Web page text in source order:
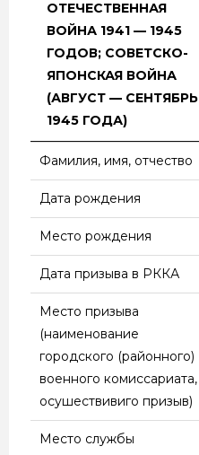
ОТЕЧЕСТВЕННАЯ
ВОЙНА 1941 — 1945
ГОДОВ; СОВЕТСКО-
ЯПОНСКАЯ ВОЙНА
(АВГУСТ — СЕНТЯБРЬ
1945 ГОДА)
НАИМЕНОВАНИЕ
(ОСВОБОДИТЕЛЬНЫЙ
ПОХОД РККА В
ЗАПАДНУЮ УКРАИНУ
И ЗАПАДНУЮ
(СЕНТЯБРЬ —
ОКТЯБРЬ 1939 ГОДА);
СОВЕТСКО-ФИНСКАЯ
ВОЙНА 1939 — 1940
ГОДОВ; ВЕЛИКАЯ
ОТЕЧЕСТВЕННАЯ
ВОЙНА 1941 — 1945
Фамилия, имя, отчество
Дата рождения
Место рождения
Дата призыва в РККА
Место призыва
(наименование
городского (районного)
военного комиссариата,
осушествивиго призыв)
Место службы